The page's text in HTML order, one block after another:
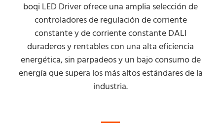
boqi LED Driver ofrece una amplia selección de
controladores de regulación de corriente
constante y de corriente constante DALI
duraderos y rentables con una alta eficiencia
energética, sin parpadeos y un bajo consumo de
energía que supera los más altos estándares de la
industria.